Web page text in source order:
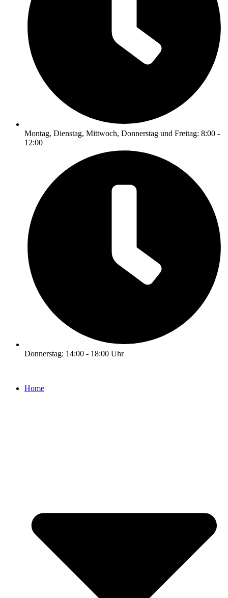
Montag, Dienstag, Mittwoch, Donnerstag und Freitag: 8:00 -
12:00
Donnerstag: 14:00 - 18:00 Uhr
Home